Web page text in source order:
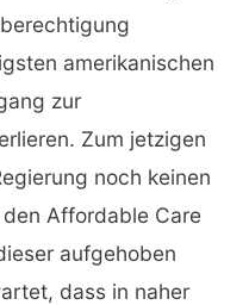
amerikanischen
zur
Zum jetzigen
noch keinen
Affordable Care
aufgehoben
dass in naher